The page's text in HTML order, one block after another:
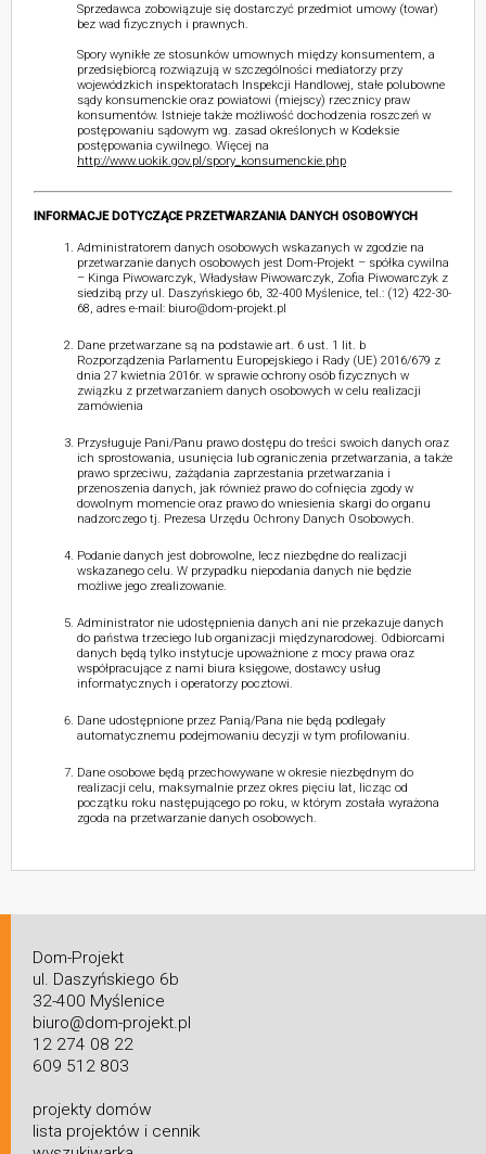
Sprzedawca zobowiązuje się dostarczyć przedmiot umowy (towar)
bez wad fizycznych i prawnych.
Spory wynikłe ze stosunków umownych między konsumentem, a
przedsiębiorcą rozwiązują w szczególności mediatorzy przy
wojewódzkich inspektoratach Inspekcji Handlowej, stałe polubowne
sądy konsumenckie oraz powiatowi (miejscy) rzecznicy praw
konsumentów. Istnieje także możliwość dochodzenia roszczeń w
postępowaniu sądowym wg. zasad określonych w Kodeksie
postępowania cywilnego. Więcej na
http://www.uokik.gov.pl/spory_konsumenckie.php
INFORMACJE DOTYCZĄCE PRZETWARZANIA DANYCH OSOBOWYCH
Administratorem danych osobowych wskazanych w zgodzie na
przetwarzanie danych osobowych jest Dom-Projekt – spółka cywilna
– Kinga Piwowarczyk, Władysław Piwowarczyk, Zofia Piwowarczyk z
siedzibą przy ul. Daszyńskiego 6b, 32-400 Myślenice, tel.: (12) 422-30-
68, adres e-mail: biuro@dom-projekt.pl
Dane przetwarzane są na podstawie art. 6 ust. 1 lit. b
Rozporządzenia Parlamentu Europejskiego i Rady (UE) 2016/679 z
dnia 27 kwietnia 2016r. w sprawie ochrony osób fizycznych w
związku z przetwarzaniem danych osobowych w celu realizacji
zamówienia
Przysługuje Pani/Panu prawo dostępu do treści swoich danych oraz
ich sprostowania, usunięcia lub ograniczenia przetwarzania, a także
prawo sprzeciwu, zażądania zaprzestania przetwarzania i
przenoszenia danych, jak również prawo do cofnięcia zgody w
dowolnym momencie oraz prawo do wniesienia skargi do organu
nadzorczego tj. Prezesa Urzędu Ochrony Danych Osobowych.
Podanie danych jest dobrowolne, lecz niezbędne do realizacji
wskazanego celu. W przypadku niepodania danych nie będzie
możliwe jego zrealizowanie.
Administrator nie udostępnienia danych ani nie przekazuje danych
do państwa trzeciego lub organizacji międzynarodowej. Odbiorcami
danych będą tylko instytucje upoważnione z mocy prawa oraz
współpracujące z nami biura księgowe, dostawcy usług
informatycznych i operatorzy pocztowi.
Dane udostępnione przez Panią/Pana nie będą podlegały
automatycznemu podejmowaniu decyzji w tym profilowaniu.
Dane osobowe będą przechowywane w okresie niezbędnym do
realizacji celu, maksymalnie przez okres pięciu lat, licząc od
początku roku następującego po roku, w którym została wyrażona
zgoda na przetwarzanie danych osobowych.
Dom-Projekt
ul. Daszyńskiego 6b
32-400 Myślenice
biuro@dom-projekt.pl
12 274 08 22
609 512 803
projekty domów
lista projektów i cennik